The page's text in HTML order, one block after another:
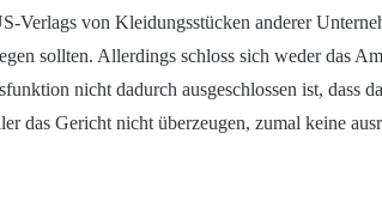
von Kleidungsstücken anderer
sollten. Allerdings schloss sich weder das
nicht dadurch ausgeschlossen ist, dass
das Gericht nicht überzeugen, zumal keine